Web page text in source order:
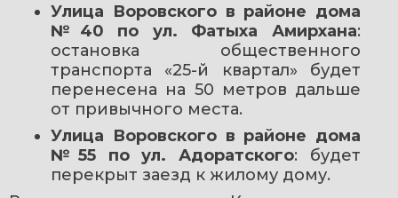
Улица Воровского в районе дома
№40 по ул. Фатыха Амирхана:
остановка общественного
транспорта «25-й квартал» будет
перенесена на 50 метров дальше
от привычного места.
Улица Воровского в районе дома
№55 по ул. Адоратского: будет
перекрыт заезд к жилому дому.